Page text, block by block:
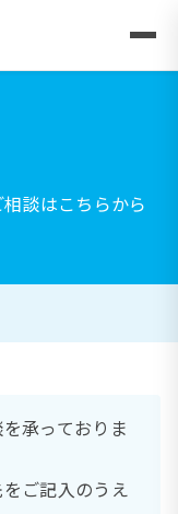
談はこちらから
承っておりま
ご記入のうえ